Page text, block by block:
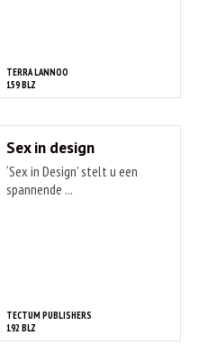
TERRA LANNOO
159 BLZ
Sex in design
‘Sex in Design’ stelt u een
spannende ...
TECTUM PUBLISHERS
192 BLZ